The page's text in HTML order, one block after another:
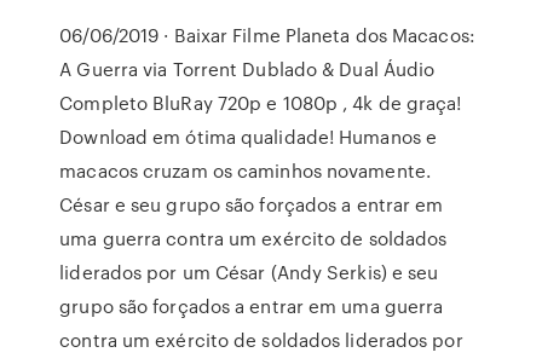
06/06/2019 · Baixar Filme Planeta dos Macacos:
A Guerra via Torrent Dublado & Dual Áudio
Completo BluRay 720p e 1080p , 4k de graça!
Download em ótima qualidade! Humanos e
macacos cruzam os caminhos novamente.
César e seu grupo são forçados a entrar em
uma guerra contra um exército de soldados
liderados por um César (Andy Serkis) e seu
grupo são forçados a entrar em uma guerra
contra um exército de soldados liderados por